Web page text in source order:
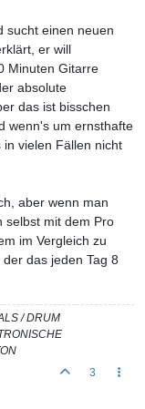
sucht einen neuen
er will
Minuten Gitarre
absolute
das ist bisschen
wenn's um ernsthafte
vielen Fällen nicht
aber wenn man
selbst mit dem Pro
im Vergleich zu
das jeden Tag 8
/ DRUM
3